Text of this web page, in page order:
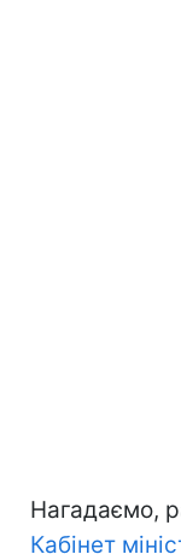
Нагадаємо,
Кабінет